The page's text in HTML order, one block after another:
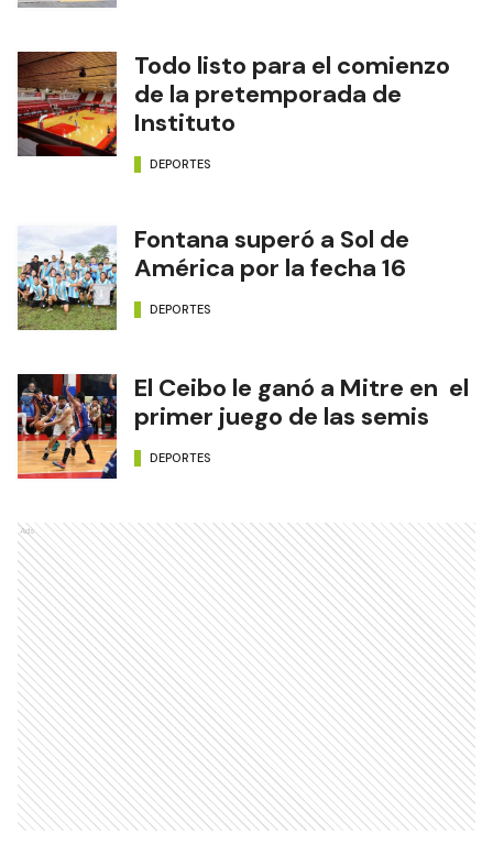
Todo listo para el comienzo
de la pretemporada de
Instituto
DEPORTES
Fontana superó a Sol de
América por la fecha 16
DEPORTES
El Ceibo le ganó a Mitre en el
primer juego de las semis
DEPORTES
Ads